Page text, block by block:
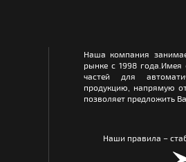
Наша компания
рынке с 1998
частей для
продукцию, напрямую
позволяет предложить
Наши правила –